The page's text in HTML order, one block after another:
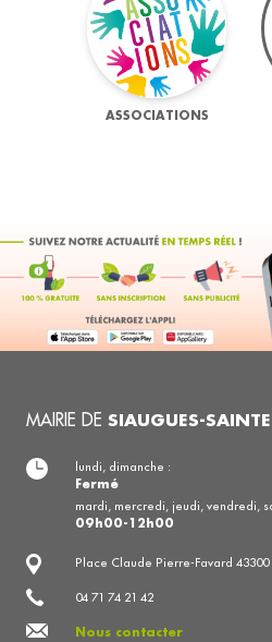
ASSOCIATIONS
MAIRIE DE SIAUGUES-
Place Claude Pierre-Favard
04 71 74 21 42
Nous contacter
lundi, dimanche :
Fermé
mardi, mercredi, jeudi, vendredi,
09h00-12h00